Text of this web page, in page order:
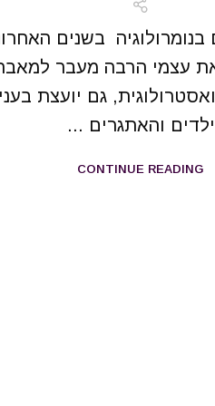
בנומרולוגיה בשנים
עצמי הרבה מעבר
גם יועצת
ילדים והאתגרים ...
CONTINUE READING